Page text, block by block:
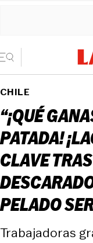
CHILE
“¡QUÉ
PATADA!
CLAVE
PELADO
Trabajadoras